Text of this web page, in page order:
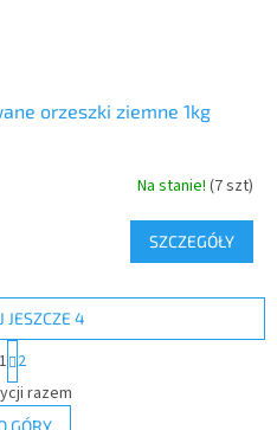
orzeszki ziemne 1kg
Na stanie! (7 szt)
SZCZEGÓŁY
K
o
JESZCZE 4
P
a
g
i
1 2
razem
GÓRY